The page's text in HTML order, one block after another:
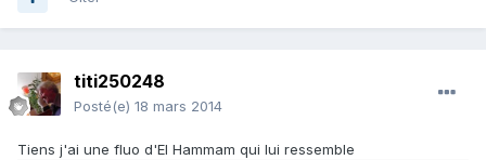
titi250248
Posté(e) 18 mars 2014
Tiens j'ai une fluo d'El Hammam qui lui ressemble